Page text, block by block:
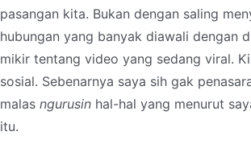
pasangan kita. Bukan dengan saling
hubungan yang banyak diawali dengan
mikir tentang video yang sedang viral.
sosial. Sebenarnya saya sih gak
malas ngurusin hal-hal yang menurut
itu.